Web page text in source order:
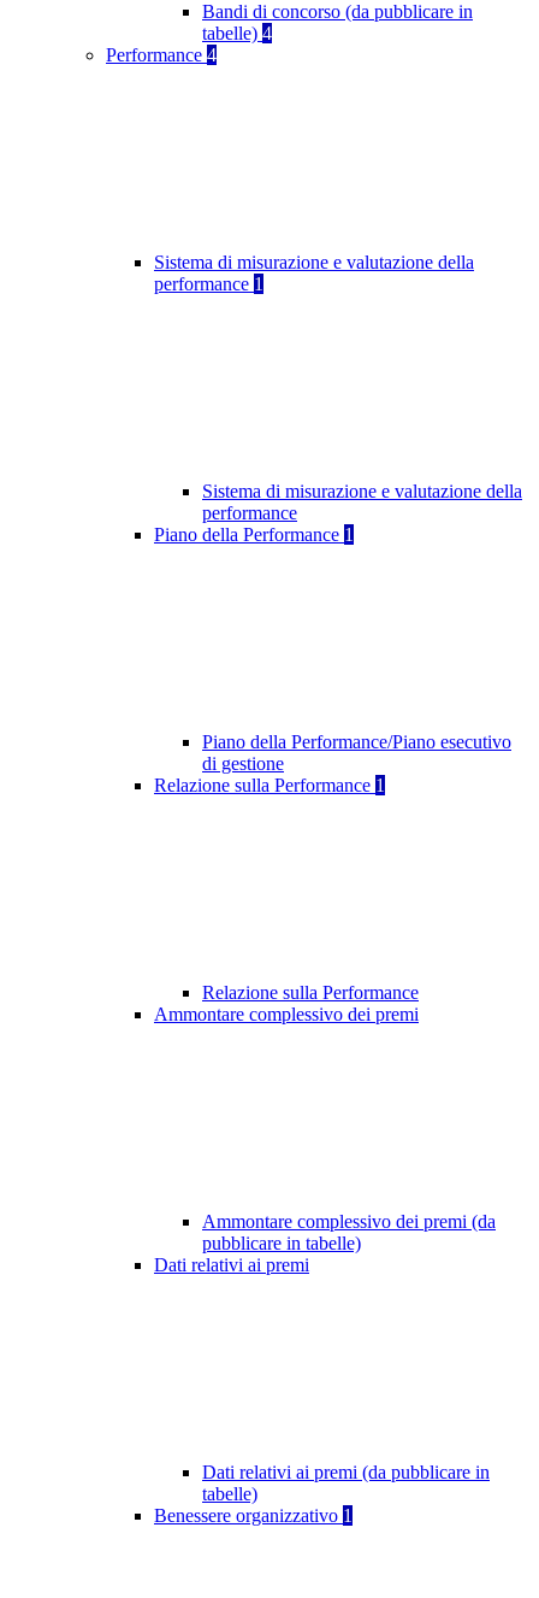
Bandi di concorso (da pubblicare in
tabelle) 4
Performance 4
Sistema di misurazione e valutazione della
performance 1
Sistema di misurazione e valutazione della
performance
Piano della Performance 1
Piano della Performance/Piano esecutivo
di gestione
Relazione sulla Performance 1
Relazione sulla Performance
Ammontare complessivo dei premi
Ammontare complessivo dei premi (da
pubblicare in tabelle)
Dati relativi ai premi
Dati relativi ai premi (da pubblicare in
tabelle)
Benessere organizzativo 1